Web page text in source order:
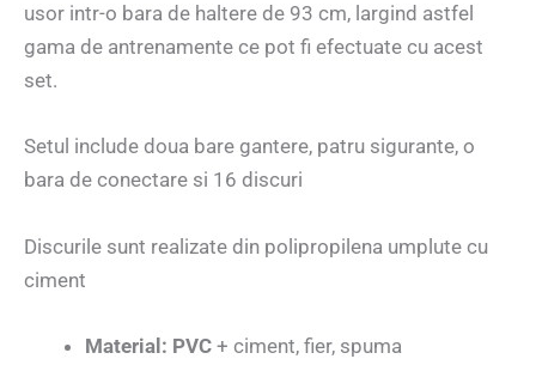
usor intr-o bara de haltere de 93 cm, largind astfel
gama de antrenamente ce pot fi efectuate cu acest
set.
Setul include doua bare gantere, patru sigurante, o
bara de conectare si 16 discuri
Discurile sunt realizate din polipropilena umplute cu
ciment
Material: PVC + ciment, fier, spuma